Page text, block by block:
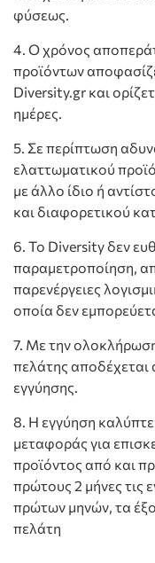
φύσεως.
4. Ο χρόνος
προϊόντων
Diversity.gr και
ημέρες.
5. Σε περίπτωση
ελαττωματικού
με άλλο ίδιο ή
και διαφορετικού
6. Το Diversity δεν
παραμετροποίηση,
παρενέργειες
οποία δεν
7. Με την
πελάτης αποδέχεται
εγγύησης.
8. Η εγγύηση
μεταφοράς για
προϊόντος από και
πρώτους 2 μήνες τις
πρώτων μηνών, τα
πελάτη